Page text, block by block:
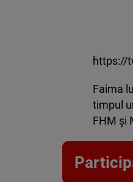
https://
Faima
timpul
FHM și